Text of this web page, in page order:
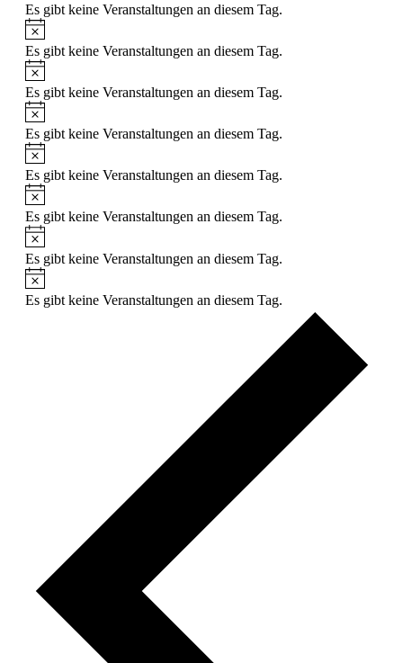
Es gibt keine Veranstaltungen an diesem Tag.
Hinweis
Es gibt keine Veranstaltungen an diesem Tag.
Hinweis
Es gibt keine Veranstaltungen an diesem Tag.
Hinweis
Es gibt keine Veranstaltungen an diesem Tag.
Hinweis
Es gibt keine Veranstaltungen an diesem Tag.
Hinweis
Es gibt keine Veranstaltungen an diesem Tag.
Hinweis
Es gibt keine Veranstaltungen an diesem Tag.
Hinweis
Es gibt keine Veranstaltungen an diesem Tag.